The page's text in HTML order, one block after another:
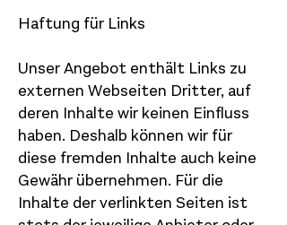
Haftung für Links
Unser Angebot enthält Links zu
externen Webseiten Dritter, auf
deren Inhalte wir keinen Einfluss
haben. Deshalb können wir für
diese fremden Inhalte auch keine
Gewähr übernehmen. Für die
Inhalte der verlinkten Seiten ist